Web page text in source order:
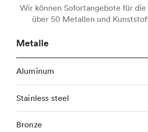
Wir können Sofortangebote für
über 50 Metallen und
Metalle
Aluminum
Stainless steel
Bronze